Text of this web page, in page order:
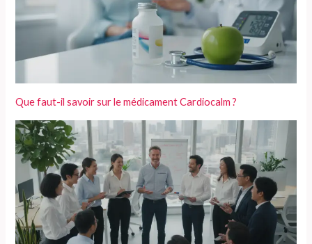
Que faut-il savoir sur le médicament Cardiocalm ?